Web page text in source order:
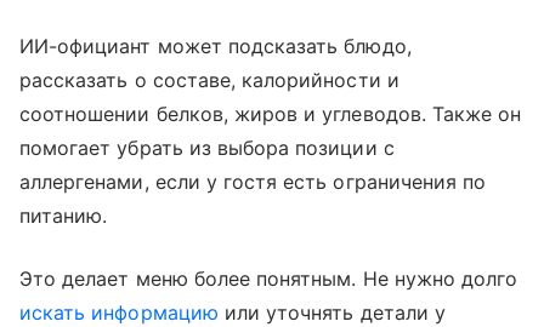
ИИ-официант может подсказать блюдо,
рассказать о составе, калорийности и
соотношении белков, жиров и углеводов. Также он
помогает убрать из выбора позиции с
аллергенами, если у гостя есть ограничения по
питанию.
Это делает меню более понятным. Не нужно долго
искать информацию или уточнять детали у